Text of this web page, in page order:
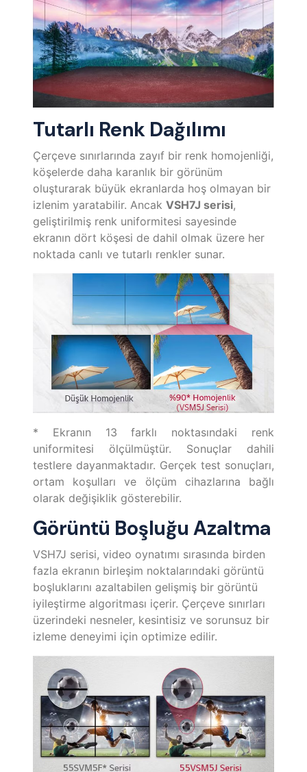
Tutarlı Renk Dağılımı
Çerçeve sınırlarında zayıf bir renk homojenliği,
köşelerde daha karanlık bir görünüm
oluşturarak büyük ekranlarda hoş olmayan bir
izlenim yaratabilir. Ancak VSH7J serisi,
geliştirilmiş renk uniformitesi sayesinde
ekranın dört köşesi de dahil olmak üzere her
noktada canlı ve tutarlı renkler sunar.
* Ekranın 13 farklı noktasındaki renk
uniformitesi ölçülmüştür. Sonuçlar dahili
testlere dayanmaktadır. Gerçek test sonuçları,
ortam koşulları ve ölçüm cihazlarına bağlı
olarak değişiklik gösterebilir.
Görüntü Boşluğu Azaltma
VSH7J serisi, video oynatımı sırasında birden
fazla ekranın birleşim noktalarındaki görüntü
boşluklarını azaltabilen gelişmiş bir görüntü
iyileştirme algoritması içerir. Çerçeve sınırları
üzerindeki nesneler, kesintisiz ve sorunsuz bir
izleme deneyimi için optimize edilir.